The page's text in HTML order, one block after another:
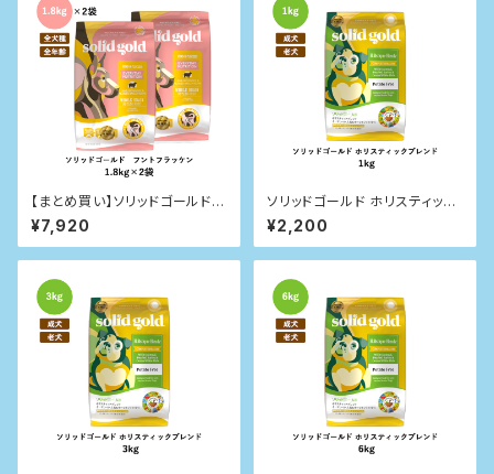
【まとめ買い】ソリッドゴールド
フントフラッケン 1.8kg×2袋
¥7,920
ソリッドゴールド ホリスティック
ブレンド 1kg
¥2,200